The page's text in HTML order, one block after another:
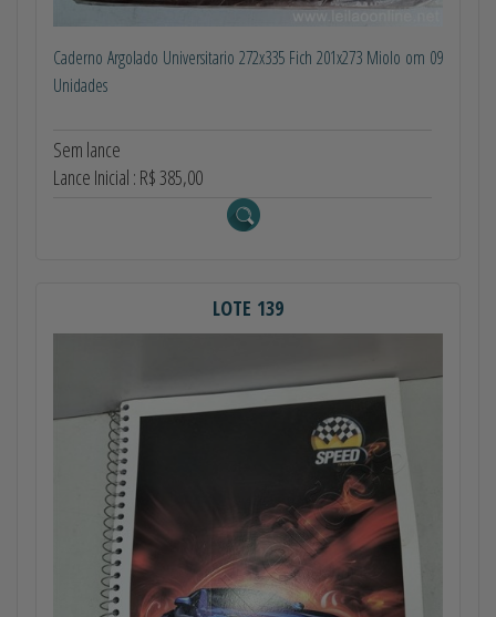
Caderno Argolado Universitario 272x335 Fich 201x273 Miolo om 09
Unidades
Sem lance
Lance Inicial : R$ 385,00
LOTE 139